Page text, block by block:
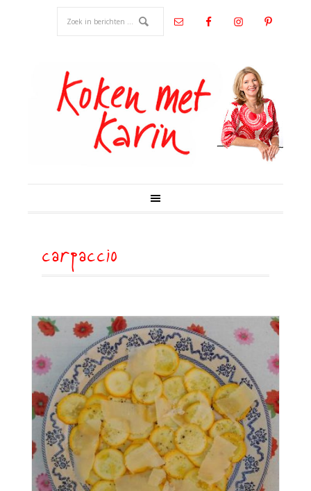
carpaccio